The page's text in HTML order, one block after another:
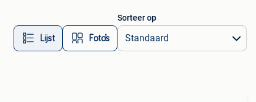
Lijst Foto’s
Sorteer op